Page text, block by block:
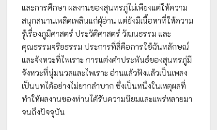
และการศึกษา ผลงานของสุนทรภู่ไม่เพียงแต่ให้ความ
สนุกสนานเพลิดเพลินแก่ผู้อ่าน แต่ยังมีเนื้อหาที่ให้ความ
รู้เรื่องภูมิศาสตร์ ประวัติศาสตร์ วัฒนธรรม และ
คุณธรรมจริยธรรม ประการที่สี่คือการใช้ฉันทลักษณ์
และจังหวะที่ไพเราะ การแต่งคำประพันธ์ของสุนทรภู่มี
จังหวะที่นุ่มนวลและไพเราะ อ่านแล้วฟังแล้วเป็นเพลง
เป็นบทได้อย่างไม่ยากลำบาก ซึ่งเป็นหนึ่งในเหตุผลที่
ทำให้ผลงานของท่านได้รับความนิยมและแพร่หลายมา
จนถึงปัจจุบัน